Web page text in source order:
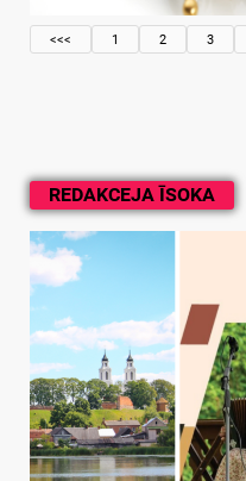
REDAKCEJA ĪSOKA
<<< 1 2 3